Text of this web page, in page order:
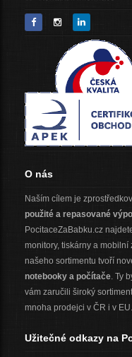
O nás
Naším cílem je
použité a repasované
PocitaceZaBabku.cz
monitory, tiskárny a
našeho sortimentu tvoří
notebooky a počítače. Ty
vám zaručili široký
mnoha prodejci v ČR i v
Užitečné odkazy na